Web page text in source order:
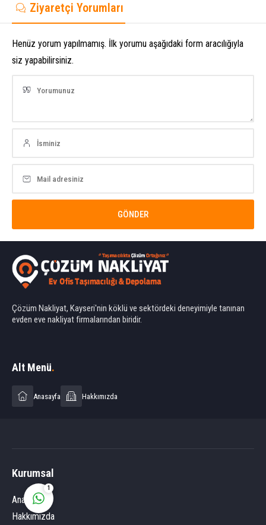
Ziyaretçi Yorumları
Henüz yorum yapılmamış. İlk yorumu aşağıdaki form aracılığıyla
siz yapabilirsiniz.
Çözüm Nakliyat, Kayseri'nin köklü ve sektördeki deneyimiyle tanınan
evden eve nakliyat firmalarından biridir.
Alt Menü.
Anasayfa Hakkımızda
Kurumsal
Anasayfa
Hakkımızda
1